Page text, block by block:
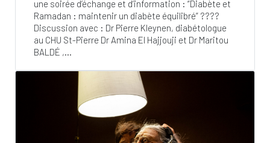
une soirée d’échange et d’information : “Diabète et
Ramadan : maintenir un diabète équilibré” ????
Discussion avec : Dr Pierre Kleynen, diabétologue
au CHU St-Pierre Dr Amina El Hajjouji et Dr Maritou
BALDÉ ,...